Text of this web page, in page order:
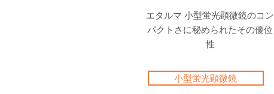
エタルマ 小型蛍光顕微鏡のコン
パクトさに秘められたその優位
性
小型蛍光顕微鏡